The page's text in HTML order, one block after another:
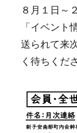
８月１日～
「イベント
送られて来
く待ちくだ